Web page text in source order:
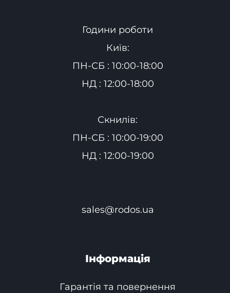
Години роботи
Київ:
ПН-СБ : 10:00-18:00
НД : 12:00-18:00
Скнилів:
ПН-СБ : 10:00-19:00
НД : 12:00-19:00
sales@rodos.ua
Інформація
Гарантія та повернення